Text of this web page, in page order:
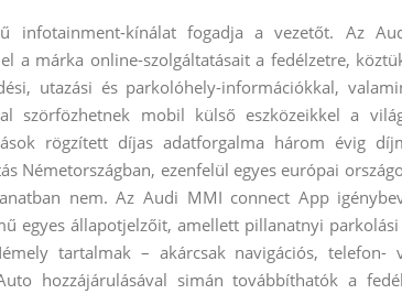
infotainment-kínálat fogadja a vezetőt. Az
a márka online-szolgáltatásait a fedélzetre,
utazási és parkolóhely-információkkal,
szörfözhetnek mobil külső eszközeikkel a
rögzített díjas adatforgalma három évig
Németországban, ezenfelül egyes európai
nem. Az Audi MMI connect App
egyes állapotjelzőit, amellett pillanatnyi
tartalmak – akárcsak navigációs, telefon-
hozzájárulásával simán továbbíthatók a